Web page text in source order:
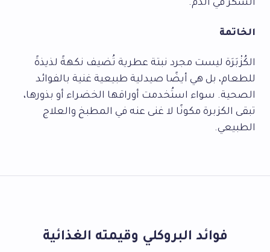
السكر في الدم.
الخاتمة
الكُزْبَرَة ليست مجرد نبتة عطرية تُضيف نكهةً لذيذةً
للطعام، بل هي أيضًا صيدلية طبيعية غنية بالفوائد
الصحية. سواء استُخدمت أوراقها الخضراء أو بذورها،
تبقى الكزبرة مكونًا لا غنى عنه في المطبخ والعلاج
الطبيعي.
فوائد البروكلي وقيمته الغذائية